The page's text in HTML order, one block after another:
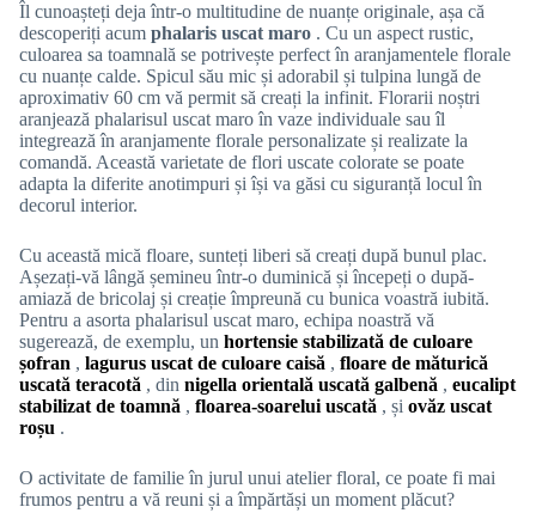
Îl cunoașteți deja într-o multitudine de nuanțe originale, așa că
descoperiți acum phalaris uscat maro . Cu un aspect rustic,
culoarea sa toamnală se potrivește perfect în aranjamentele florale
cu nuanțe calde. Spicul său mic și adorabil și tulpina lungă de
aproximativ 60 cm vă permit să creați la infinit. Florarii noștri
aranjează phalarisul uscat maro în vaze individuale sau îl
integrează în aranjamente florale personalizate și realizate la
comandă. Această varietate de flori uscate colorate se poate
adapta la diferite anotimpuri și își va găsi cu siguranță locul în
decorul interior.
Cu această mică floare, sunteți liberi să creați după bunul plac.
Așezați-vă lângă șemineu într-o duminică și începeți o după-
amiază de bricolaj și creație împreună cu bunica voastră iubită.
Pentru a asorta phalarisul uscat maro, echipa noastră vă
sugerează, de exemplu, un hortensie stabilizată de culoare
șofran , lagurus uscat de culoare caisă , floare de măturică
uscată teracotă , din nigella orientală uscată galbenă , eucalipt
stabilizat de toamnă , floarea-soarelui uscată , și ovăz uscat
roșu .
O activitate de familie în jurul unui atelier floral, ce poate fi mai
frumos pentru a vă reuni și a împărtăși un moment plăcut?